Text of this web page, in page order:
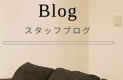
Blog
スタッフブログ